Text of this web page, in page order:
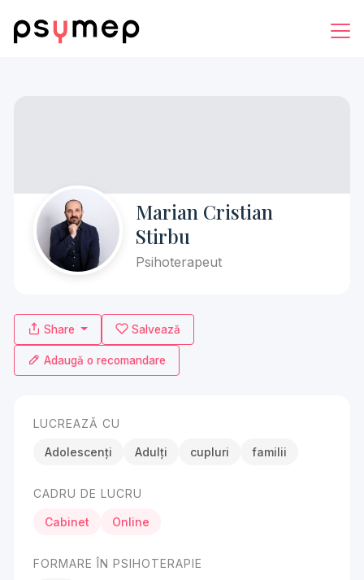
Marian Cristian
Stirbu
Psihoterapeut
Share Salvează
Adaugă o recomandare
LUCREAZĂ CU
Adolescenți Adulți cupluri familii
CADRU DE LUCRU
Cabinet Online
FORMARE ÎN PSIHOTERAPIE